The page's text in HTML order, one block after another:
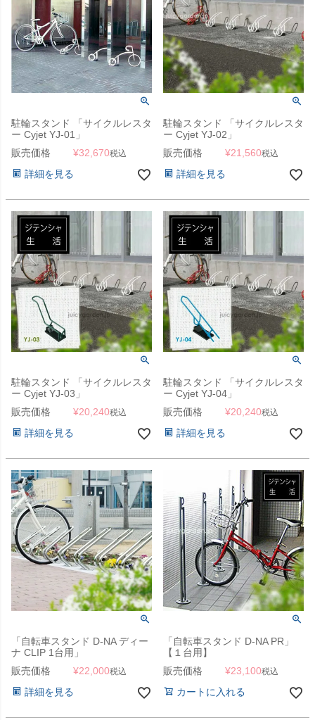
駐輪スタンド 「サイクルレスタ
ー Cyjet YJ-01」
販売価格
¥32,670税込
詳細を見る
駐輪スタンド 「サイクルレスタ
ー Cyjet YJ-02」
販売価格
¥21,560税込
詳細を見る
駐輪スタンド 「サイクルレスタ
ー Cyjet YJ-03」
販売価格
¥20,240税込
詳細を見る
駐輪スタンド 「サイクルレスタ
ー Cyjet YJ-04」
販売価格
¥20,240税込
詳細を見る
「自転車スタンド D-NA ディー
ナ CLIP 1台用」
販売価格
¥22,000税込
詳細を見る
「自転車スタンド D-NA PR」
【１台用】
販売価格
¥23,100税込
カートに入れる